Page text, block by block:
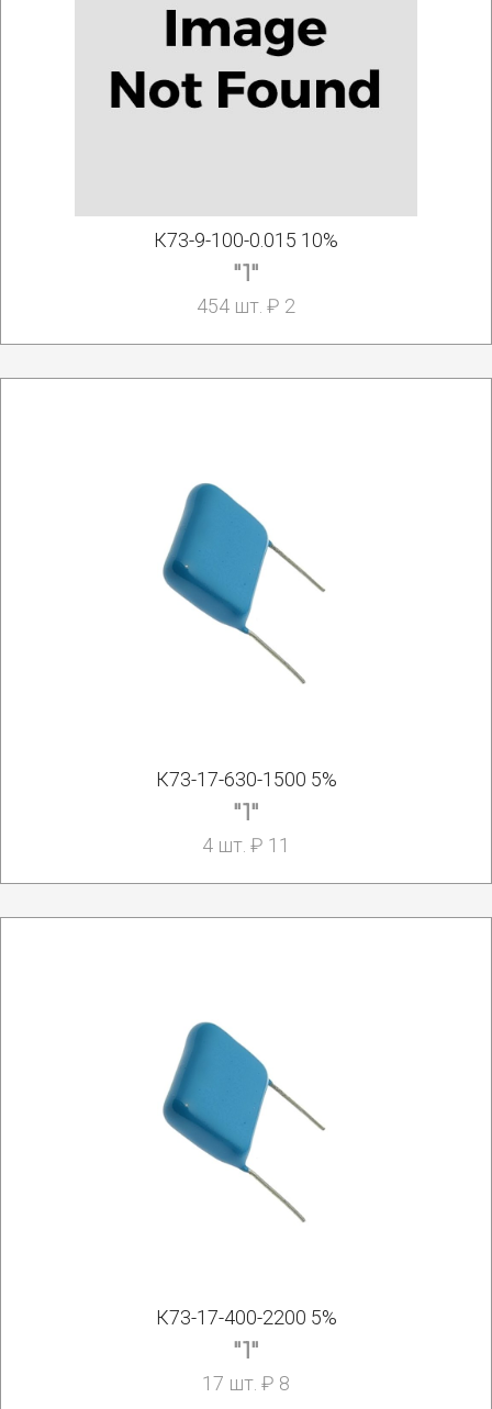
К73-9-100-0.015 10%
"1"
454 шт. ₽ 2
К73-17-630-1500 5%
"1"
4 шт. ₽ 11
К73-17-400-2200 5%
"1"
17 шт. ₽ 8